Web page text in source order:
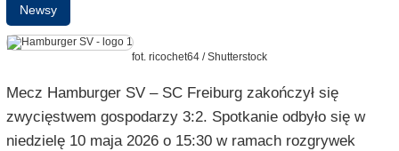
Newsy
fot. ricochet64 / Shutterstock
Mecz Hamburger SV – SC Freiburg zakończył się
zwycięstwem gospodarzy 3:2. Spotkanie odbyło się w
niedzielę 10 maja 2026 o 15:30 w ramach rozgrywek